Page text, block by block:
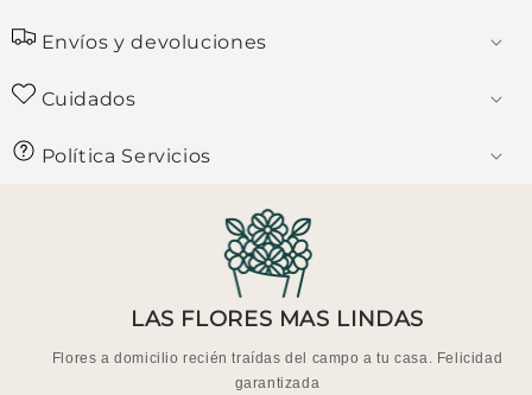
Envíos y devoluciones
Cuidados
Política Servicios
LAS FLORES MAS LINDAS
Flores a domicilio recién traídas del campo a tu casa. Felicidad
garantizada